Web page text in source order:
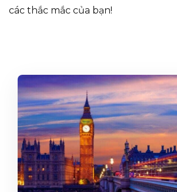
các thắc mắc của bạn!